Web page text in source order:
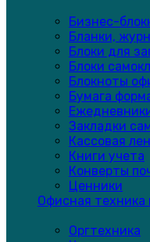
Бизнес-
Бланки,
Блоки для
Блоки
Блокноты
Бумага
Закладки
Кассовая
Книги учета
Конверты
Ценники
Офисная техника
Оргтехника